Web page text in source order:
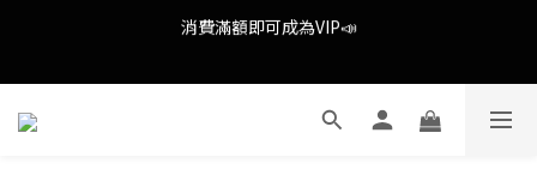
歡慶八月歡慶父親節，全館限時消費滿$888即享全通路免運(不含
歡慶八月歡慶父親節，全館限時消費滿$888即享全通路免運(不含